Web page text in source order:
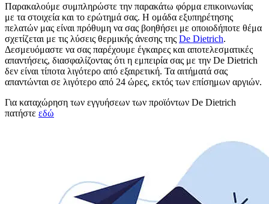
Παρακαλούμε συμπληρώστε την παρακάτω φόρμα επικοινωνίας
με τα στοιχεία και το ερώτημά σας. Η ομάδα εξυπηρέτησης
πελατών μας είναι πρόθυμη να σας βοηθήσει με οποιοδήποτε θέμα
σχετίζεται με τις λύσεις θερμικής άνεσης της De Dietrich.
Δεσμευόμαστε να σας παρέχουμε έγκαιρες και αποτελεσματικές
απαντήσεις, διασφαλίζοντας ότι η εμπειρία σας με την De Dietrich
δεν είναι τίποτα λιγότερο από εξαιρετική. Τα αιτήματά σας
απαντώνται σε λιγότερο από 24 ώρες, εκτός των επίσημων αργιών.
Για καταχώρηση των εγγυήσεων των προϊόντων De Dietrich
πατήστε εδώ